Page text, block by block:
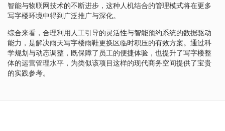
智能与物联网技术的不断进步，这种人机结合的管理模式将在更多
写字楼环境中得到广泛推广与深化。
综合来看，合理利用人工引导的灵活性与智能预约系统的数据驱动
能力，是解决雨天写字楼雨鞋更换区临时积压的有效方案。通过科
学规划与动态调整，既保障了员工的便捷体验，也提升了写字楼整
体的运营管理水平，为类似该项目这样的现代商务空间提供了宝贵
的实践参考。